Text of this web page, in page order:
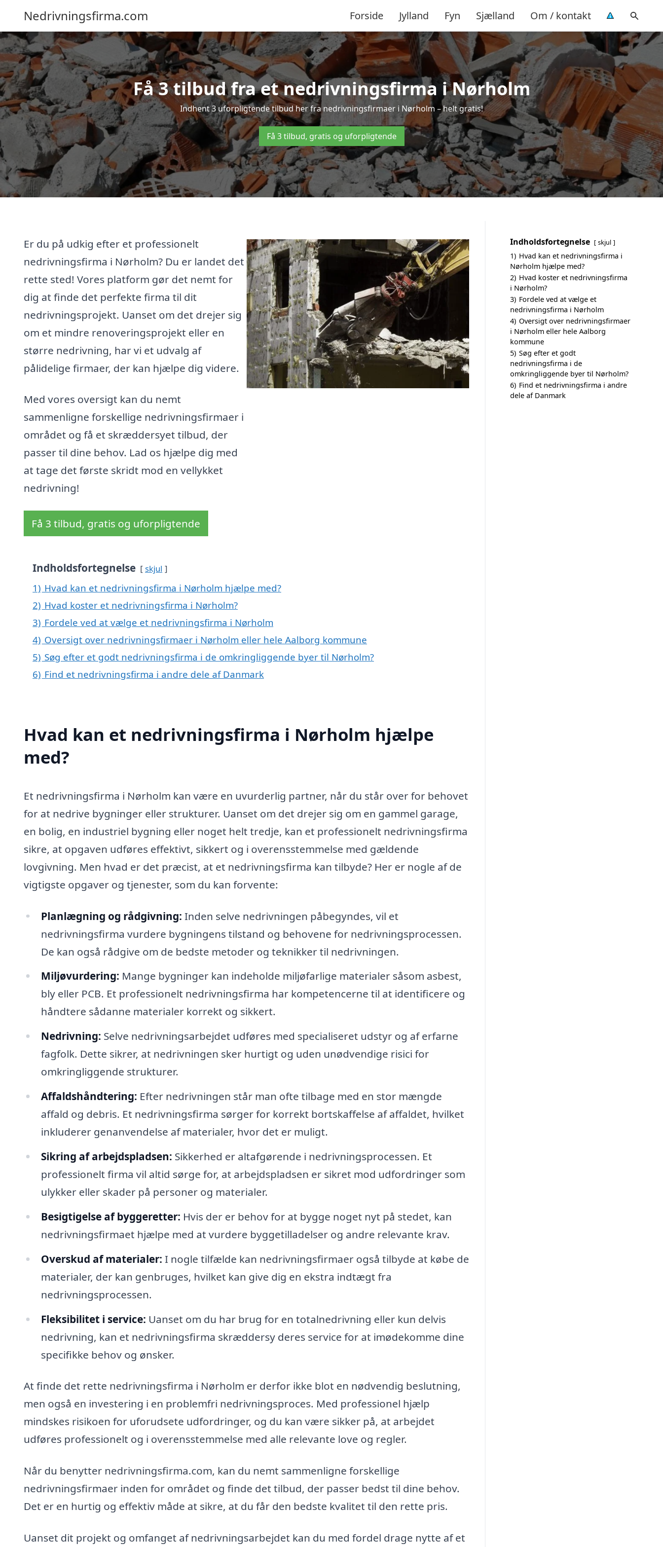
Nedrivningsfirma.com Forside Jylland Fyn Sjælland Om / kontakt
Få 3 tilbud fra et nedrivningsfirma i Nørholm
Indhent 3 uforpligtende tilbud her fra nedrivningsfirmaer i Nørholm – helt gratis!
Få 3 tilbud, gratis og uforpligtende
Er du på udkig efter et professionelt
nedrivningsfirma i Nørholm? Du er landet det
rette sted! Vores platform gør det nemt for
dig at finde det perfekte firma til dit
nedrivningsprojekt. Uanset om det drejer sig
om et mindre renoveringsprojekt eller en
større nedrivning, har vi et udvalg af
pålidelige firmaer, der kan hjælpe dig videre.
Med vores oversigt kan du nemt
sammenligne forskellige nedrivningsfirmaer i
området og få et skræddersyet tilbud, der
passer til dine behov. Lad os hjælpe dig med
at tage det første skridt mod en vellykket
nedrivning!
Få 3 tilbud, gratis og uforpligtende
Indholdsfortegnelse skjul
1) Hvad kan et nedrivningsfirma i Nørholm hjælpe med?
2) Hvad koster et nedrivningsfirma i Nørholm?
3) Fordele ved at vælge et nedrivningsfirma i Nørholm
4) Oversigt over nedrivningsfirmaer i Nørholm eller hele Aalborg kommune
5) Søg efter et godt nedrivningsfirma i de omkringliggende byer til Nørholm?
6) Find et nedrivningsfirma i andre dele af Danmark
Hvad kan et nedrivningsfirma i Nørholm hjælpe
med?
Et nedrivningsfirma i Nørholm kan være en uvurderlig partner, når du står over for behovet
for at nedrive bygninger eller strukturer. Uanset om det drejer sig om en gammel garage,
en bolig, en industriel bygning eller noget helt tredje, kan et professionelt nedrivningsfirma
sikre, at opgaven udføres effektivt, sikkert og i overensstemmelse med gældende
lovgivning. Men hvad er det præcist, at et nedrivningsfirma kan tilbyde? Her er nogle af de
vigtigste opgaver og tjenester, som du kan forvente:
Planlægning og rådgivning: Inden selve nedrivningen påbegyndes, vil et
nedrivningsfirma vurdere bygningens tilstand og behovene for nedrivningsprocessen.
De kan også rådgive om de bedste metoder og teknikker til nedrivningen.
Miljøvurdering: Mange bygninger kan indeholde miljøfarlige materialer såsom asbest,
bly eller PCB. Et professionelt nedrivningsfirma har kompetencerne til at identificere og
håndtere sådanne materialer korrekt og sikkert.
Nedrivning: Selve nedrivningsarbejdet udføres med specialiseret udstyr og af erfarne
fagfolk. Dette sikrer, at nedrivningen sker hurtigt og uden unødvendige risici for
omkringliggende strukturer.
Affaldshåndtering: Efter nedrivningen står man ofte tilbage med en stor mængde
affald og debris. Et nedrivningsfirma sørger for korrekt bortskaffelse af affaldet, hvilket
inkluderer genanvendelse af materialer, hvor det er muligt.
Sikring af arbejdspladsen: Sikkerhed er altafgørende i nedrivningsprocessen. Et
professionelt firma vil altid sørge for, at arbejdspladsen er sikret mod udfordringer som
ulykker eller skader på personer og materialer.
Besigtigelse af byggeretter: Hvis der er behov for at bygge noget nyt på stedet, kan
nedrivningsfirmaet hjælpe med at vurdere byggetilladelser og andre relevante krav.
Overskud af materialer: I nogle tilfælde kan nedrivningsfirmaer også tilbyde at købe de
materialer, der kan genbruges, hvilket kan give dig en ekstra indtægt fra
nedrivningsprocessen.
Fleksibilitet i service: Uanset om du har brug for en totalnedrivning eller kun delvis
nedrivning, kan et nedrivningsfirma skræddersy deres service for at imødekomme dine
specifikke behov og ønsker.
At finde det rette nedrivningsfirma i Nørholm er derfor ikke blot en nødvendig beslutning,
men også en investering i en problemfri nedrivningsproces. Med professionel hjælp
mindskes risikoen for uforudsete udfordringer, og du kan være sikker på, at arbejdet
udføres professionelt og i overensstemmelse med alle relevante love og regler.
Når du benytter nedrivningsfirma.com, kan du nemt sammenligne forskellige
nedrivningsfirmaer inden for området og finde det tilbud, der passer bedst til dine behov.
Det er en hurtig og effektiv måde at sikre, at du får den bedste kvalitet til den rette pris.
Uanset dit projekt og omfanget af nedrivningsarbejdet kan du med fordel drage nytte af et
Indholdsfortegnelse skjul
1) Hvad kan et nedrivningsfirma i
Nørholm hjælpe med?
2) Hvad koster et nedrivningsfirma
i Nørholm?
3) Fordele ved at vælge et
nedrivningsfirma i Nørholm
4) Oversigt over nedrivningsfirmaer
i Nørholm eller hele Aalborg
kommune
5) Søg efter et godt
nedrivningsfirma i de
omkringliggende byer til Nørholm?
6) Find et nedrivningsfirma i andre
dele af Danmark